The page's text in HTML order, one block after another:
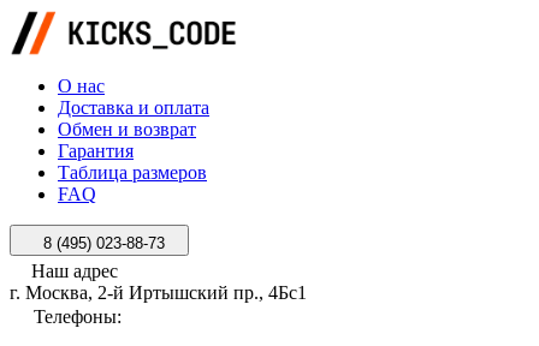
О нас
Доставка и оплата
Обмен и возврат
Гарантия
Таблица размеров
FAQ
8 (495) 023-88-73
Наш адрес
г. Москва, 2-й Иртышский пр., 4Бс1
Телефоны: